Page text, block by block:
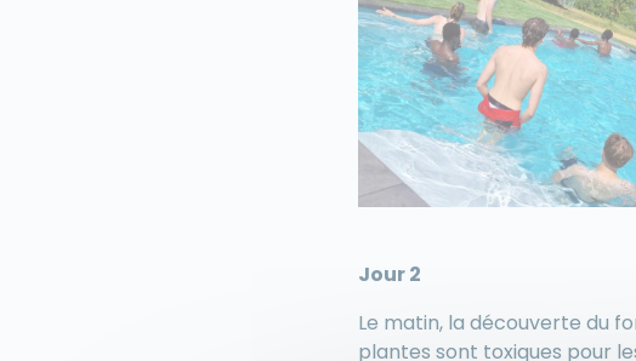
Jour 2
Le matin, la découverte du
plantes sont toxiques pour